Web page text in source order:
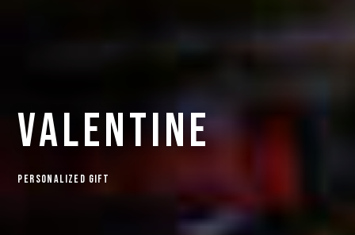
valentine
Personalized Gift